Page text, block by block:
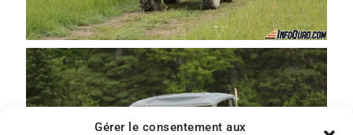
Gérer le consentement aux